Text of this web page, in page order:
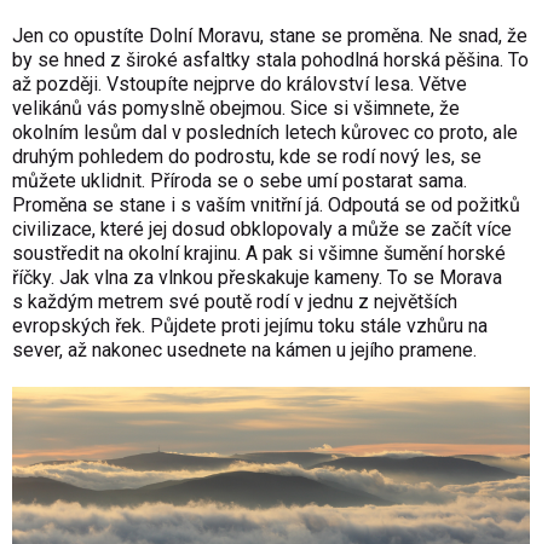
Jen co opustíte Dolní Moravu, stane se proměna. Ne snad, že
by se hned z široké asfaltky stala pohodlná horská pěšina. To
až později. Vstoupíte nejprve do království lesa. Větve
velikánů vás pomyslně obejmou. Sice si všimnete, že
okolním lesům dal v posledních letech kůrovec co proto, ale
druhým pohledem do podrostu, kde se rodí nový les, se
můžete uklidnit. Příroda se o sebe umí postarat sama.
Proměna se stane i s vaším vnitřní já. Odpoutá se od požitků
civilizace, které jej dosud obklopovaly a může se začít více
soustředit na okolní krajinu. A pak si všimne šumění horské
říčky. Jak vlna za vlnkou přeskakuje kameny. To se Morava
s každým metrem své poutě rodí v jednu z největších
evropských řek. Půjdete proti jejímu toku stále vzhůru na
sever, až nakonec usednete na kámen u jejího pramene.